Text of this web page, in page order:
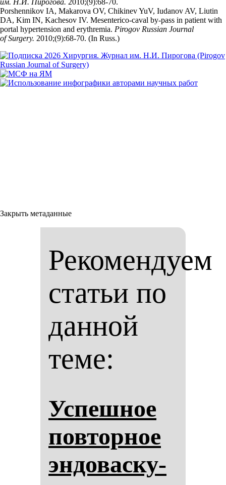
им. Н.И. Пирогова. 2010;(9):68‑70.
Porshennikov IA, Makarova OV, Chikinev YuV, Iudanov AV, Liutin
DA, Kim IN, Kachesov IV. Mesenterico-caval by-pass in patient with
portal hypertension and erythremia. Pirogov Russian Journal
of Surgery. 2010;(9):68‑70. (In Russ.)
Закрыть метаданные
Рекомендуем
статьи по
данной
теме:
Ус­пеш­ное
пов­тор­ное
эн­до­вас­ку­